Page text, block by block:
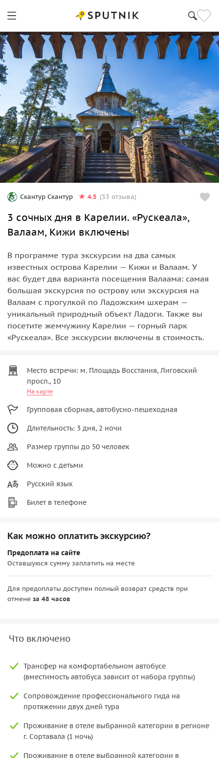
Скантур Скантур 4.5 (33 отзыва)
3 сочных дня в Карелии. «Рускеала»,
Валаам, Кижи включены
В программе тура экскурсии на два самых
известных острова Карелии — Кижи и Валаам. У
вас будет два варианта посещения Валаама: самая
большая экскурсия по острову или экскурсия на
Валаам с прогулкой по Ладожским шхерам —
уникальный природный объект Ладоги. Также вы
посетите жемчужину Карелии — горный парк
«Рускеала». Все экскурсии включены в стоимость.
Место встречи: м. Площадь Восстания, Лиговский
просп., 10
На карте
Групповая сборная, автобусно-пешеходная
Длительность: 3 дня, 2 ночи
Размер группы до 50 человек
Можно с детьми
Русский язык
Билет в телефоне
Как можно оплатить экскурсию?
Предоплата на сайте
Оставшуюся сумму заплатить на месте
Для предоплаты доступен полный возврат средств при
отмене за 48 часов
Что включено
Трансфер на комфортабельном автобусе
(вместимость автобуса зависит от набора группы)
Сопровождение профессионального гида на
протяжении двух дней тура
Проживание в отеле выбранной категории в регионе
г. Сортавала (1 ночь)
Проживание в отеле выбранной категории в